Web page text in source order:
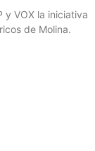
y VOX la iniciativa
de Molina.